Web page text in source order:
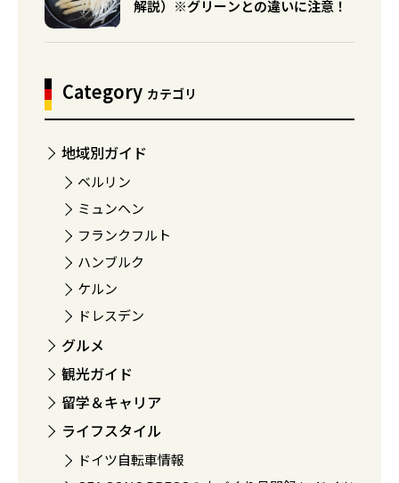
解説）※グリーンとの違いに注意！
Category カテゴリ
地域別ガイド
ベルリン
ミュンヘン
フランクフルト
ハンブルク
ケルン
ドレスデン
グルメ
観光ガイド
留学＆キャリア
ライフスタイル
ドイツ自転車情報